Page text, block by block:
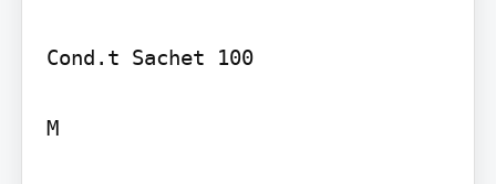
Cond.t Sachet 100
M